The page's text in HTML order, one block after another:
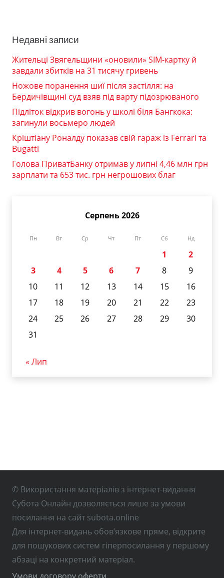
Недавні записи
Жительці Звягельщини «оновили» SIM-картку й
завдали збитків на 31 тисячу гривень
Ножове поранення шиї після застілля: на
Бердичівщині суд взяв під варту підозрюваного
Підліток відкрив вогонь у школі біля Бангкока:
загинули восьмеро людей
Кріштіану Роналду показав свій гараж із Ferrari та
Bugatti
Голова ПриватБанку отримав у липні 4,46 млн грн
зарплати та 653 тис. грн негрошових благ
Серпень 2026
Пн Вт Ср Чт Пт Сб Нд
1
2
3
4 5 6 7 8
9
10
11 12 13 14 15
16
17
18 19 20 21 22
23
24
25 26 27 28 29
30
31
« Лип
© Використання матеріалів з інтернет-видання
Субота Онлайн дозволяється лише за умови
посилання на сайт subota.online
Для інтернет-видань обов’язкове пряме, відкрите
для пошукових систем гіперпосилання у першому
абзаці на конкретний матеріал.